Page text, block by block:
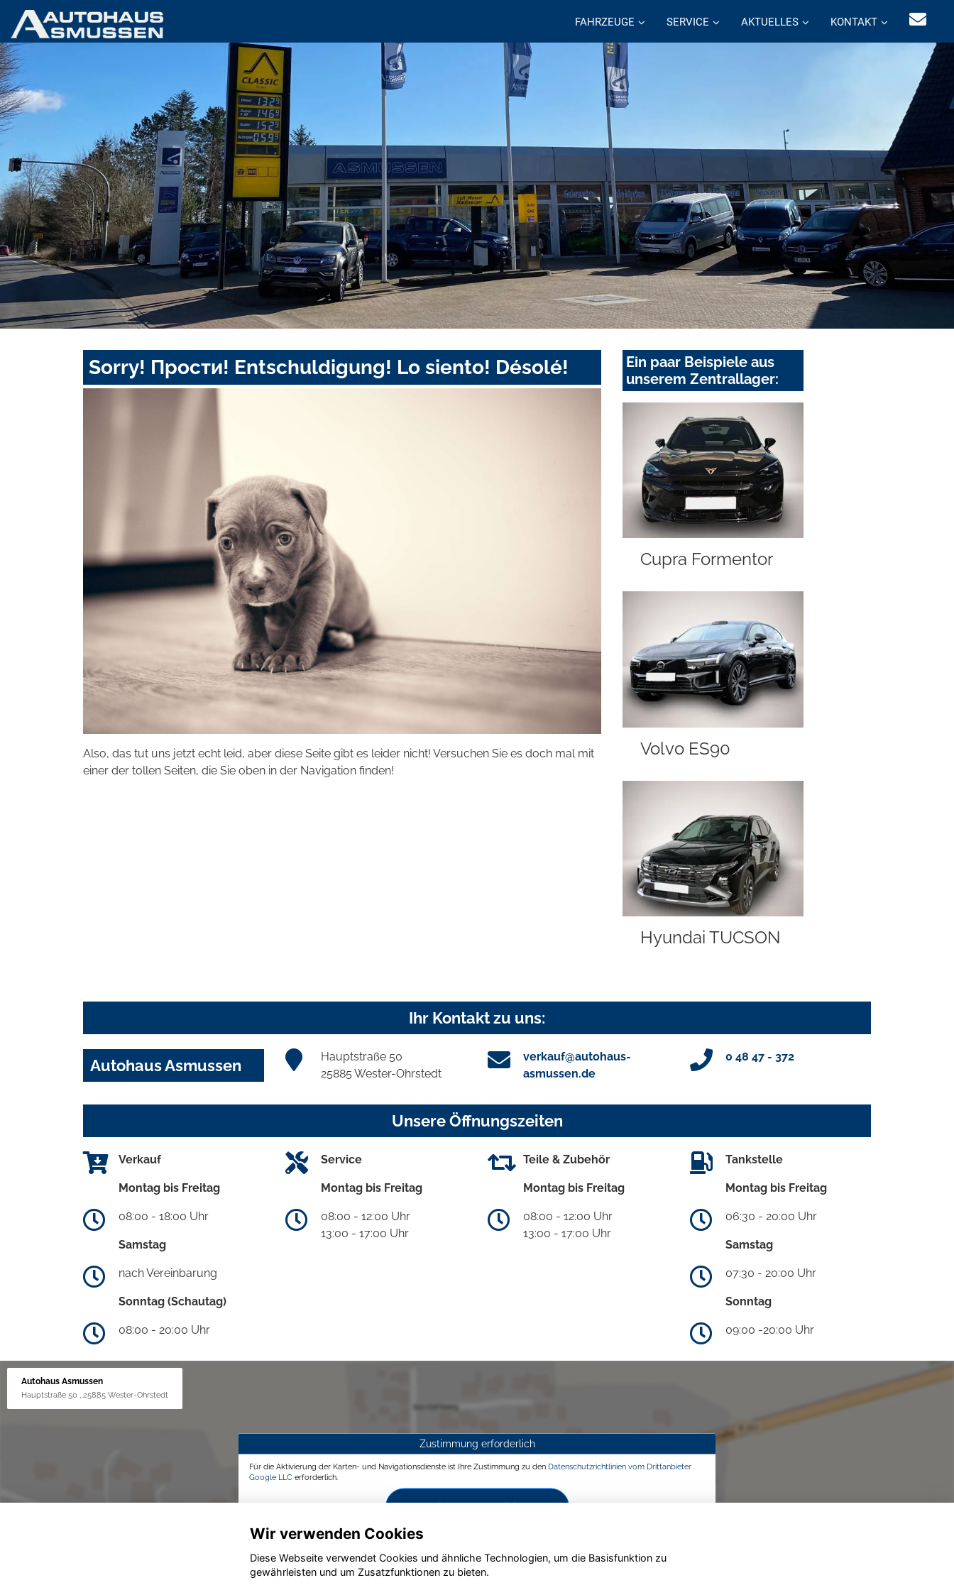
FAHRZEUGE SERVICE AKTUELLES KONTAKT
Sorry! Прости! Entschuldigung! Lo siento! Désolé!
Also, das tut uns jetzt echt leid, aber diese Seite gibt es leider nicht! Versuchen Sie es doch mal mit
einer der tollen Seiten, die Sie oben in der Navigation finden!
Ein paar Beispiele aus
unserem Zentrallager:
Cupra Formentor
Volvo ES90
Hyundai TUCSON
Ihr Kontakt zu uns:
Autohaus Asmussen
Hauptstraße 50
25885 Wester-Ohrstedt
verkauf@autohaus-
asmussen.de
0 48 47 - 372
Unsere Öffnungszeiten
Verkauf
Montag bis Freitag
08:00 - 18:00 Uhr
Samstag
nach Vereinbarung
Sonntag (Schautag)
08:00 - 20:00 Uhr
Service
Montag bis Freitag
08:00 - 12:00 Uhr
13:00 - 17:00 Uhr
Teile & Zubehör
Montag bis Freitag
08:00 - 12:00 Uhr
13:00 - 17:00 Uhr
Tankstelle
Montag bis Freitag
06:30 - 20:00 Uhr
Samstag
07:30 - 20:00 Uhr
Sonntag
09:00 -20:00 Uhr
Autohaus Asmussen
Hauptstraße 50 , 25885 Wester-Ohrstedt
Zustimmung erforderlich
Für die Aktivierung der Karten- und Navigationsdienste ist Ihre Zustimmung zu den Datenschutzrichtlinien vom Drittanbieter
Google LLC erforderlich.
Zustimmen und aktivieren
Wir verwenden Cookies
Diese Webseite verwendet Cookies und ähnliche Technologien, um die Basisfunktion zu
gewährleisten und um Zusatzfunktionen zu bieten.